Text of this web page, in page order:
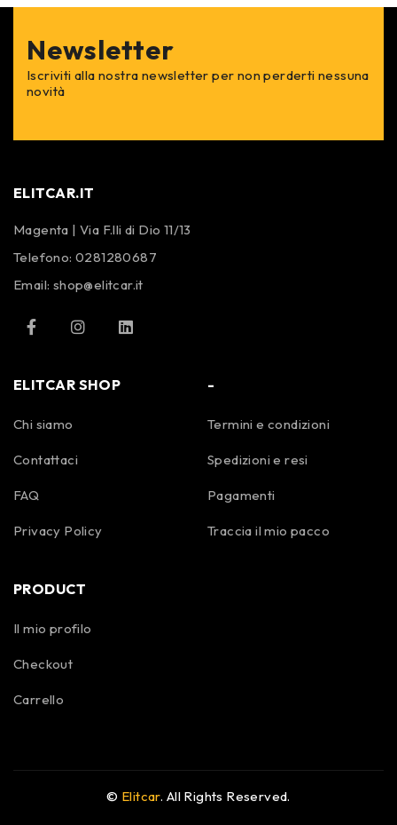
Newsletter
Iscriviti alla nostra newsletter per non perderti nessuna
novità
ELITCAR.IT
Magenta | Via F.lli di Dio 11/13
Telefono:0281280687
Email: shop@elitcar.it
ELITCAR SHOP
Chi siamo
Contattaci
FAQ
Privacy Policy
-
Termini e condizioni
Spedizioni e resi
Pagamenti
Traccia il mio pacco
PRODUCT
Il mio profilo
Checkout
Carrello
© Elitcar. All Rights Reserved.